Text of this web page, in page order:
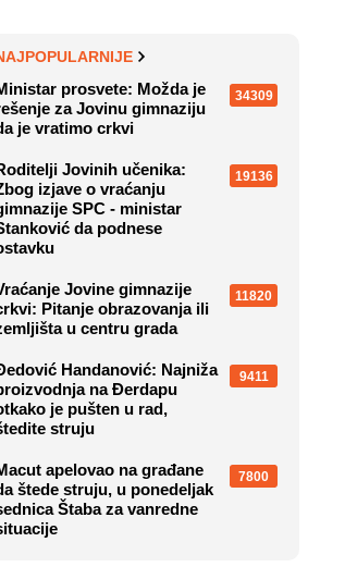
prosvete: Možda je
za Jovinu gimnaziju
je vratimo crkvi
34309
Jovinih učenika:
izjave o vraćanju
SPC - ministar
da podnese
19136
Jovine gimnazije
Pitanje obrazovanja ili
u centru grada
11820
Handanović: Najniža
na Đerdapu
je pušten u rad,
struju
9411
apelovao na građane
štede struju, u ponedeljak
Štaba za vanredne
7800